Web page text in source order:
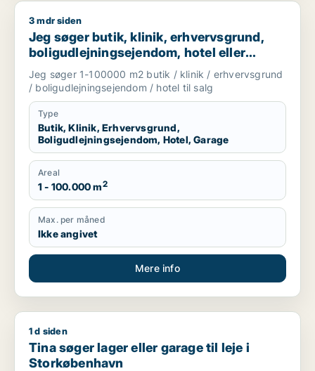
Jeg søger butik, klinik, erhvervsgrund,
3 mdr siden
Jeg søger butik, klinik, erhvervsgrund,
boligudlejningsejendom, hotel eller
garage til salg i Storkøbenhavn
Jeg søger 1-100000 m2 butik / klinik / erhvervsgrund
/ boligudlejningsejendom / hotel til salg
Type
Butik, Klinik, Erhvervsgrund,
Boligudlejningsejendom, Hotel, Garage
Areal
1 - 100.000 m2
Max. per måned
Ikke angivet
Mere info
Tina søger lager eller garage til leje i Storkøbenhavn
1 d siden
Tina søger lager eller garage til leje i
Storkøbenhavn